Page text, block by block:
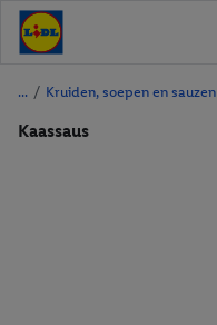
/ Kruiden, soepen en sauzen
Kaassaus